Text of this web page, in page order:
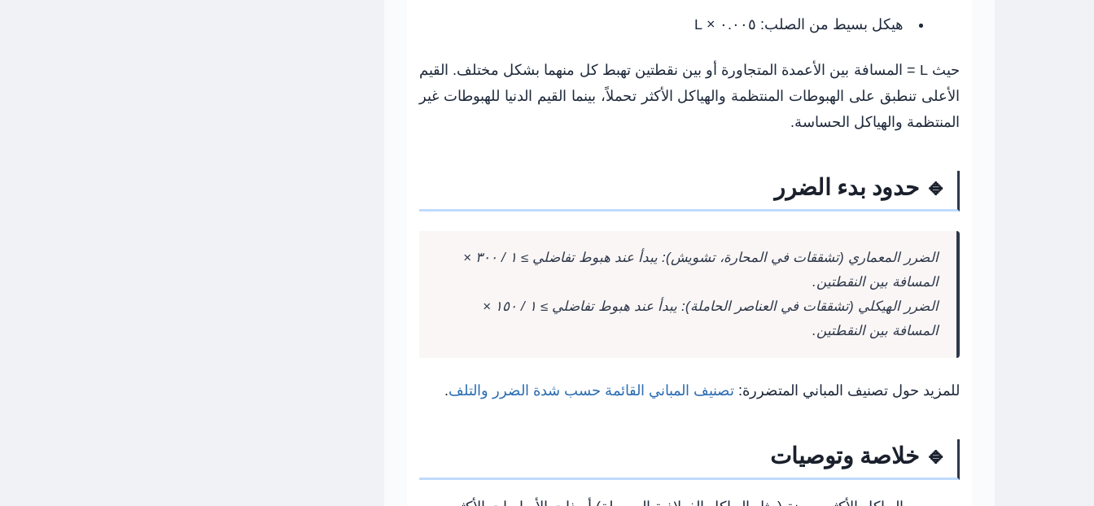
هيكل بسيط من الصلب:
حيث L = المسافة بين الأعمدة المتجاورة أو بين نقطتين تهبط كل منهما بشكل مختلف. القيم
الأعلى تنطبق على الهبوطات المنتظمة والهياكل الأكثر تحملاً، بينما القيم الدنيا للهبوطات غير
المنتظمة والهياكل الحساسة.
🔹 حدود بدء الضرر
الضرر المعماري (تشققات في المحارة، تشويش):
يبدأ عند هبوط تفاضلي ≥ ١ / ٣٠٠ ×
المسافة بين النقطتين.
الضرر الهيكلي (تشققات في العناصر الحاملة):
يبدأ عند هبوط تفاضلي ≥ ١ / ١٥٠ ×
المسافة بين النقطتين.
للمزيد حول تصنيف المباني المتضررة: تصنيف المباني القائمة حسب شدة الضرر والتلف.
🔹 خلاصة وتوصيات